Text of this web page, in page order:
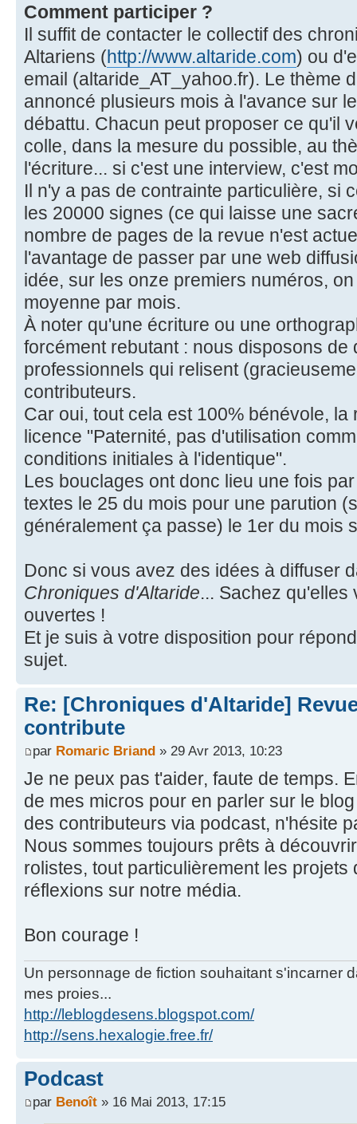
Comment participer ?
Il suffit de contacter le collectif des
Altariens (http://www.altaride.com) ou
email (altaride_AT_yahoo.fr). Le thème
annoncé plusieurs mois à l'avance sur
débattu. Chacun peut proposer ce qu'il
colle, dans la mesure du possible, au
l'écriture... si c'est une interview, c'est
Il n'y a pas de contrainte particulière, si
les 20000 signes (ce qui laisse une
nombre de pages de la revue n'est
l'avantage de passer par une web
idée, sur les onze premiers numéros,
moyenne par mois.
À noter qu'une écriture ou une
forcément rebutant : nous disposons de
professionnels qui relisent
contributeurs.
Car oui, tout cela est 100% bénévole,
licence "Paternité, pas d'utilisation
conditions initiales à l'identique".
Les bouclages ont donc lieu une fois
textes le 25 du mois pour une parution
généralement ça passe) le 1er du mois
Donc si vous avez des idées à diffuser
Chroniques d'Altaride... Sachez
ouvertes !
Et je suis à votre disposition pour
sujet.
Re: [Chroniques d'Altaride]
contribute
par Romaric Briand » 29 Avr 2013, 10:23
Je ne peux pas t'aider, faute de temps.
de mes micros pour en parler sur le
des contributeurs via podcast, n'hésite
Nous sommes toujours prêts à
rolistes, tout particulièrement les projets
réflexions sur notre média.
Bon courage !
Un personnage de fiction souhaitant s'incarner
mes proies...
http://leblogdesens.blogspot.com/
http://sens.hexalogie.free.fr/
Podcast
par Benoît » 16 Mai 2013, 17:15